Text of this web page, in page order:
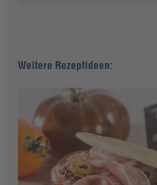
Weitere Rezeptideen: